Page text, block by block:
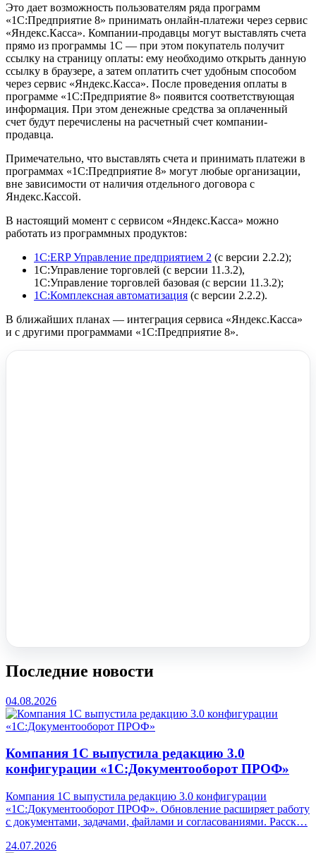
Это дает возможность пользователям ряда программ
«1С:Предприятие 8» принимать онлайн-платежи через сервис
«Яндекс.Касса». Компании-продавцы могут выставлять счета
прямо из программы 1С — при этом покупатель получит
ссылку на страницу оплаты: ему необходимо открыть данную
ссылку в браузере, а затем оплатить счет удобным способом
через сервис «Яндекс.Касса». После проведения оплаты в
программе «1С:Предприятие 8» появится соответствующая
информация. При этом денежные средства за оплаченный
счет будут перечислены на расчетный счет компании-
продавца.
Примечательно, что выставлять счета и принимать платежи в
программах «1С:Предприятие 8» могут любые организации,
вне зависимости от наличия отдельного договора с
Яндекс.Кассой.
В настоящий момент с сервисом «Яндекс.Касса» можно
работать из программных продуктов:
1С:ERP Управление предприятием 2 (с версии 2.2.2);
1С:Управление торговлей (с версии 11.3.2),
1С:Управление торговлей базовая (с версии 11.3.2);
1С:Комплексная автоматизация (с версии 2.2.2).
В ближайших планах — интеграция сервиса «Яндекс.Касса»
и с другими программами «1С:Предприятие 8».
Последние новости
04.08.2026
Компания 1С выпустила редакцию 3.0
конфигурации «1С:Документооборот ПРОФ»
Компания 1С выпустила редакцию 3.0 конфигурации
«1С:Документооборот ПРОФ». Обновление расширяет работу
с документами, задачами, файлами и согласованиями. Расск…
24.07.2026